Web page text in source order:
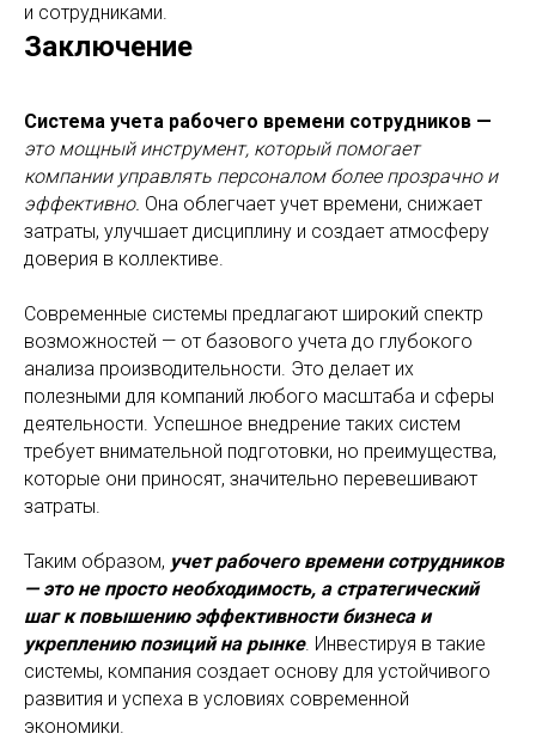
и сотрудниками.
Заключение
Система учета рабочего времени сотрудников —
это мощный инструмент, который помогает
компании управлять персоналом более прозрачно и
эффективно. Она облегчает учет времени, снижает
затраты, улучшает дисциплину и создает атмосферу
доверия в коллективе.
Современные системы предлагают широкий спектр
возможностей — от базового учета до глубокого
анализа производительности. Это делает их
полезными для компаний любого масштаба и сферы
деятельности. Успешное внедрение таких систем
требует внимательной подготовки, но преимущества,
которые они приносят, значительно перевешивают
затраты.
Таким образом, учет рабочего времени сотрудников
— это не просто необходимость, а стратегический
шаг к повышению эффективности бизнеса и
укреплению позиций на рынке. Инвестируя в такие
системы, компания создает основу для устойчивого
развития и успеха в условиях современной
экономики.